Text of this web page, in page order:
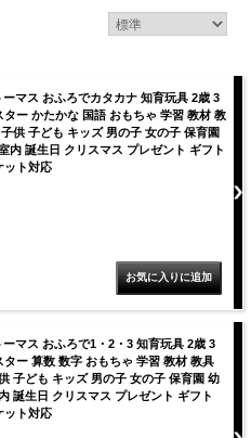
マス おふろでカタカナ 知育玩具 2歳 3
ター かたかな 国語 おもちゃ 学習 教材 教
供 子ども キッズ 男の子 女の子 保育園
内 誕生日 クリスマス プレゼント ギフト
ット対応
マス おふろで1・2・3 知育玩具 2歳 3
ター 算数 数字 おもちゃ 学習 教材 教具
子ども キッズ 男の子 女の子 保育園 幼
誕生日 クリスマス プレゼント ギフト
ット対応